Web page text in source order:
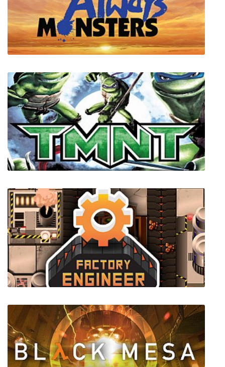
Sometimes Always Monsters
TMNT: The Video Game